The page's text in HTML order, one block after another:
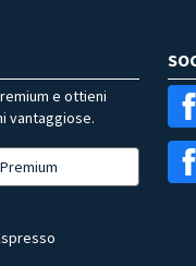
e ottieni
vantaggiose.